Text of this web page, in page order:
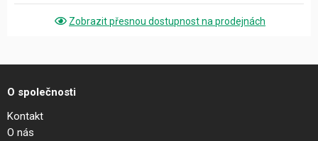
Zobrazit přesnou dostupnost na prodejnách
O společnosti
Kontakt
O nás